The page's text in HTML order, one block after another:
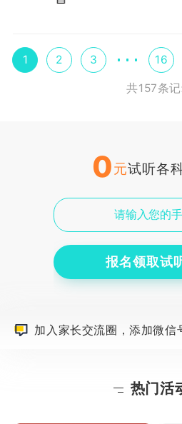
1 2 3 16
共157条
0元试听各
报名领取试
加入家长交流圈，添加微
热门活